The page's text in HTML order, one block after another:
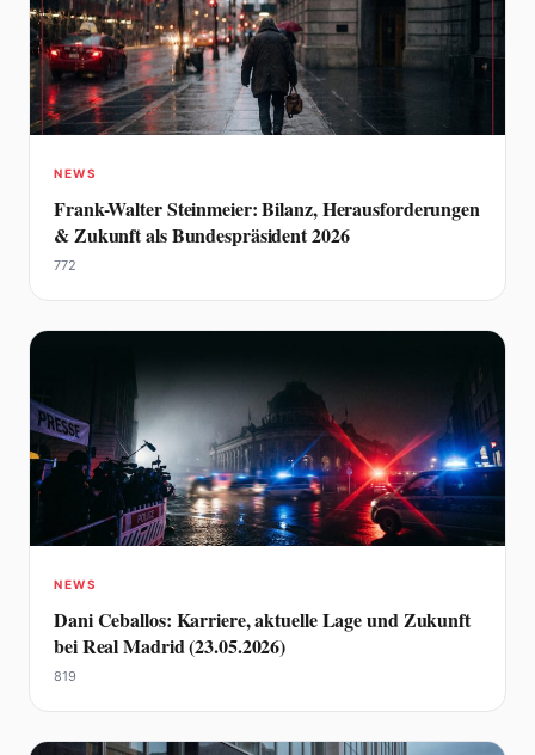
NEWS
Frank-Walter Steinmeier: Bilanz, Herausforderungen
& Zukunft als Bundespräsident 2026
772
NEWS
Dani Ceballos: Karriere, aktuelle Lage und Zukunft
bei Real Madrid (23.05.2026)
819